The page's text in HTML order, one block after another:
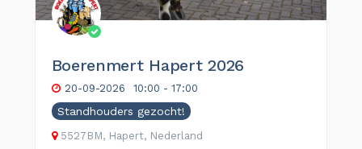
Boerenmert Hapert 2026
20-09-2026 10:00 - 17:00
Standhouders gezocht!
5527BM, Hapert, Nederland